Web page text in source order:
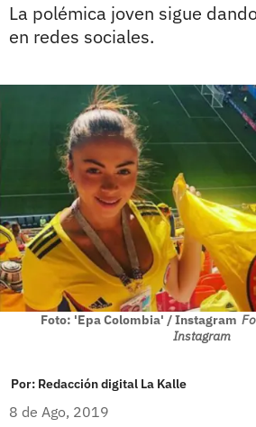
La polémica joven sigue
en redes sociales.
Foto: 'Epa Colombia' / Instagram
Instagram
Por: Redacción digital La Kalle
8 de Ago, 2019